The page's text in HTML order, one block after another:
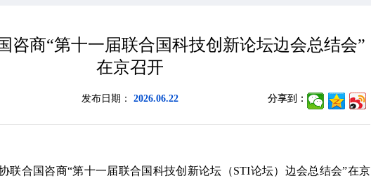
咨商“第十一届联合国科技创新论坛边会总结会”
在京召开
发布日期： 2026.06.22 分享到：
联合国咨商“第十一届联合国科技创新论坛（STI论坛）边会总结会”在京